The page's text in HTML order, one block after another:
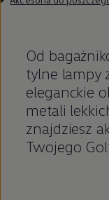
Od
tylne lampy
eleganckie
metali
znajdziesz
Twojego